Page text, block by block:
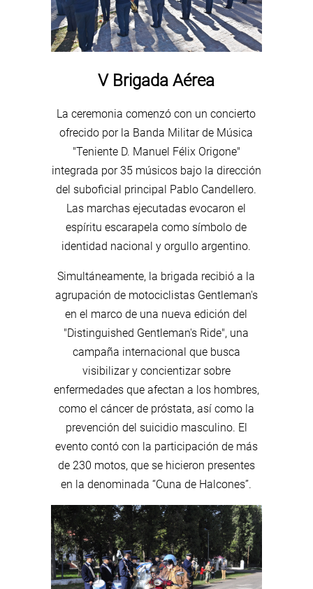
V Brigada Aérea
La ceremonia comenzó con un concierto
ofrecido por la Banda Militar de Música
"Teniente D. Manuel Félix Origone"
integrada por 35 músicos bajo la dirección
del suboficial principal Pablo Candellero.
Las marchas ejecutadas evocaron el
espíritu escarapela como símbolo de
identidad nacional y orgullo argentino.
Simultáneamente, la brigada recibió a la
agrupación de motociclistas Gentleman's
en el marco de una nueva edición del
"Distinguished Gentleman's Ride", una
campaña internacional que busca
visibilizar y concientizar sobre
enfermedades que afectan a los hombres,
como el cáncer de próstata, así como la
prevención del suicidio masculino. El
evento contó con la participación de más
de 230 motos, que se hicieron presentes
en la denominada “Cuna de Halcones”.